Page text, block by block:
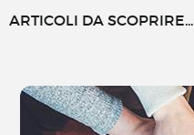
ARTICOLI DA SCOPRIRE...